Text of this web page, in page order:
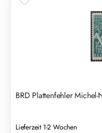
BRD Plattenfehler Michel-
Lieferzeit 1-2 Wochen